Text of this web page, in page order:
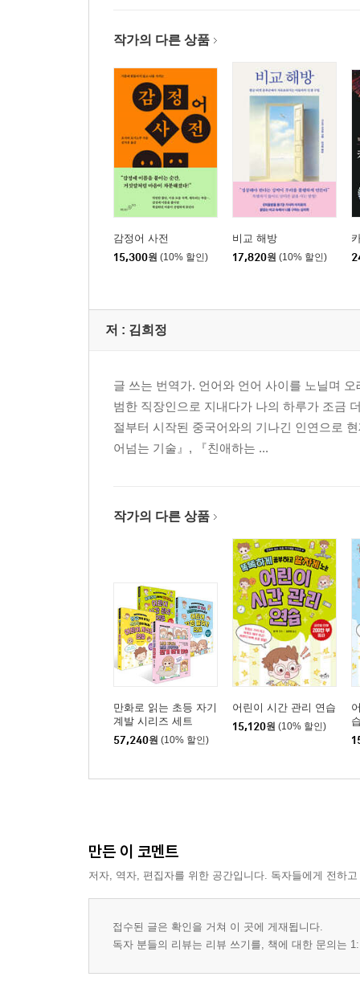
작가의 다른 상품
감정어 사전
15,300원 (10% 할인)
비교 해방
17,820원 (10% 할인)
저 : 김희정
글 쓰는 번역가. 언어와 언어 사이를 노닐며
범한 직장인으로 지내다가 나의 하루가 조금
절부터 시작된 중국어와의 기나긴 인연으로
어넘는 기술』, 『친애하는 ...
작가의 다른 상품
만화로 읽는 초등 자기
계발 시리즈 세트
57,240원 (10% 할인)
어린이 시간 관리 연습
15,120원 (10% 할인)
만든 이 코멘트
저자, 역자, 편집자를 위한 공간입니다. 독자들에게 전하
접수된 글은 확인을 거쳐 이 곳에 게재됩니다.
독자 분들의 리뷰는 리뷰 쓰기를, 책에 대한 문의는